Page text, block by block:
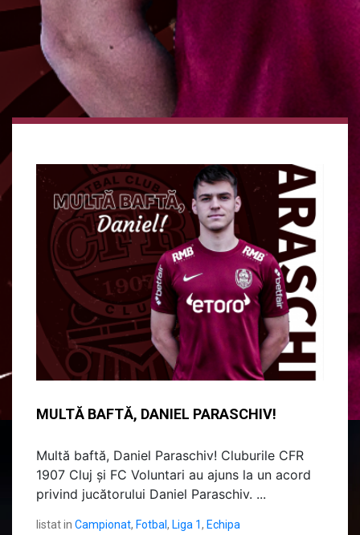
MULTĂ BAFTĂ, DANIEL PARASCHIV!
Multă baftă, Daniel Paraschiv! Cluburile CFR
1907 Cluj și FC Voluntari au ajuns la un acord
privind jucătorului Daniel Paraschiv. ...
listat in Campionat, Fotbal , Liga 1, Echipa